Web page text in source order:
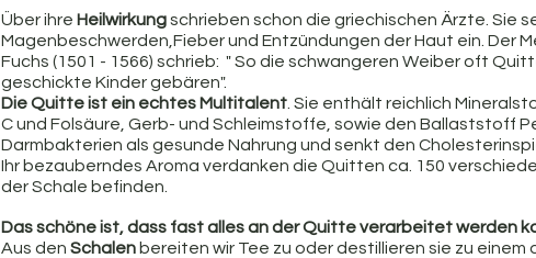
Über ihre Heilwirkung schrieben schon die griechischen Ärzte. Sie
Magenbeschwerden,Fieber und Entzündungen der Haut ein. Der
Fuchs (1501 - 1566) schrieb:  " So die schwangeren Weiber oft
geschickte Kinder gebären".
Die Quitte ist ein echtes Multitalent . Sie enthält reichlich
C und Folsäure, Gerb- und Schleimstoffe, sowie den Ballaststoff
Darmbakterien als gesunde Nahrung und senkt den
Ihr bezauberndes Aroma verdanken die Quitten ca. 150
der Schale befinden.
Das schöne ist, dass fast alles an der Quitte verarbeitet werden
Aus den Schalen bereiten wir Tee zu oder destillieren sie zu